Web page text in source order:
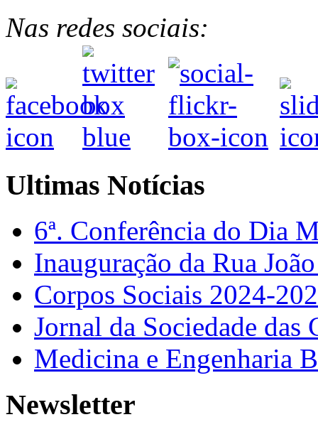
Nas redes sociais:
Ultimas Notícias
6ª. Conferência do Dia
Inauguração da Rua
Corpos Sociais 2024-
Jornal da Sociedade
Medicina e Engenharia
Newsletter